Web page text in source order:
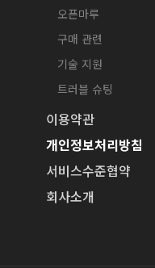
오픈마루
구매 관련
기술 지원
트러블 슈팅
이용약관
개인정보처리방침
서비스수준협약
회사소개